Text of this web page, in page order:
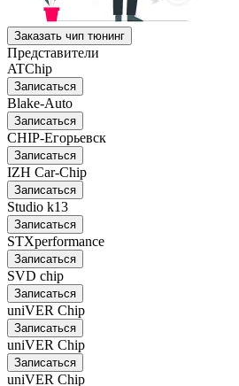
Заказать чип тюнинг
Представители
ATChip
Записаться
Blake-Auto
Записаться
CHIP-Егорьевск
Записаться
IZH Car-Chip
Записаться
Studio k13
Записаться
STXperformance
Записаться
SVD chip
Записаться
uniVER Chip
Записаться
uniVER Chip
Записаться
uniVER Chip